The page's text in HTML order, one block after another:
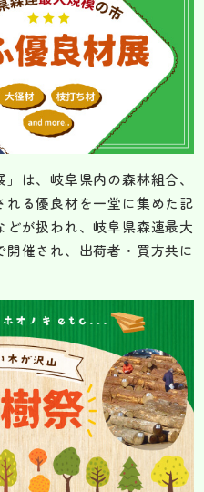
は、岐阜県内の森林組合、
る優良材を一堂に集めた記
が扱われ、岐阜県森連最大
催され、出荷者・買方共に